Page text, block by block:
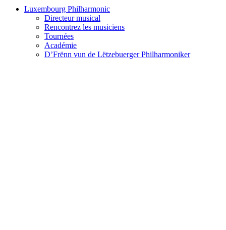
Luxembourg Philharmonic
Directeur musical
Rencontrez les musiciens
Tournées
Académie
D’Frënn vun de Lëtzebuerger Philharmoniker